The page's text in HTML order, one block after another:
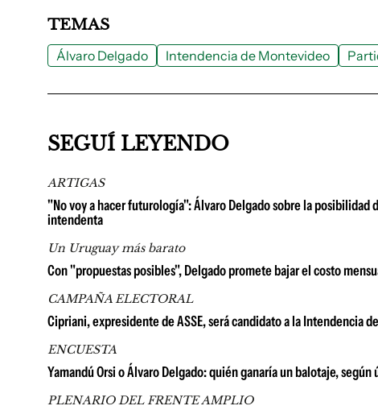
TEMAS
Álvaro Delgado Intendencia de Montevideo
SEGUÍ LEYENDO
ARTIGAS
"No voy a hacer futurología": Álvaro Delgado sobre la posibilidad
intendenta
Un Uruguay más barato
Con "propuestas posibles", Delgado promete bajar el costo
CAMPAÑA ELECTORAL
Cipriani, expresidente de ASSE, será candidato a la Intendencia
ENCUESTA
Yamandú Orsi o Álvaro Delgado: quién ganaría un balotaje,
PLENARIO DEL FRENTE AMPLIO